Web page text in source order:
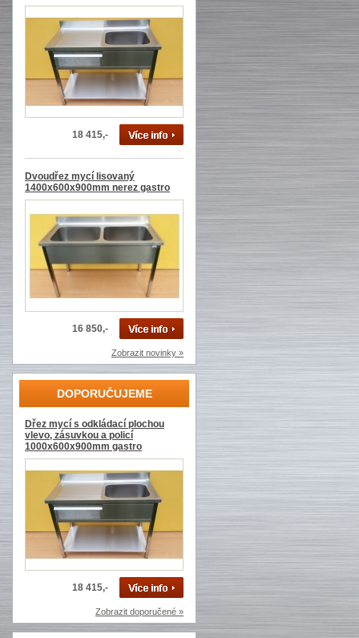
18 415,-
Dvoudřez mycí lisovaný
1400x600x900mm nerez gastro
16 850,-
Zobrazit novinky »
DOPORUČUJEME
Dřez mycí s odkládací plochou
vlevo, zásuvkou a policí
1000x600x900mm gastro
18 415,-
Zobrazit doporučené »